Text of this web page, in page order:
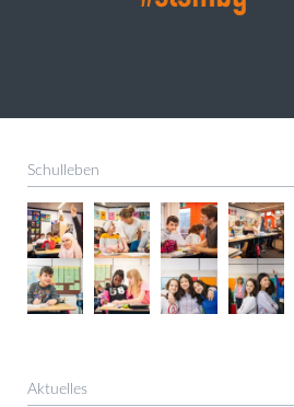
Schulleben
Aktuelles